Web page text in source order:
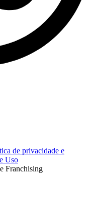
de privacidade e
Uso
Franchising